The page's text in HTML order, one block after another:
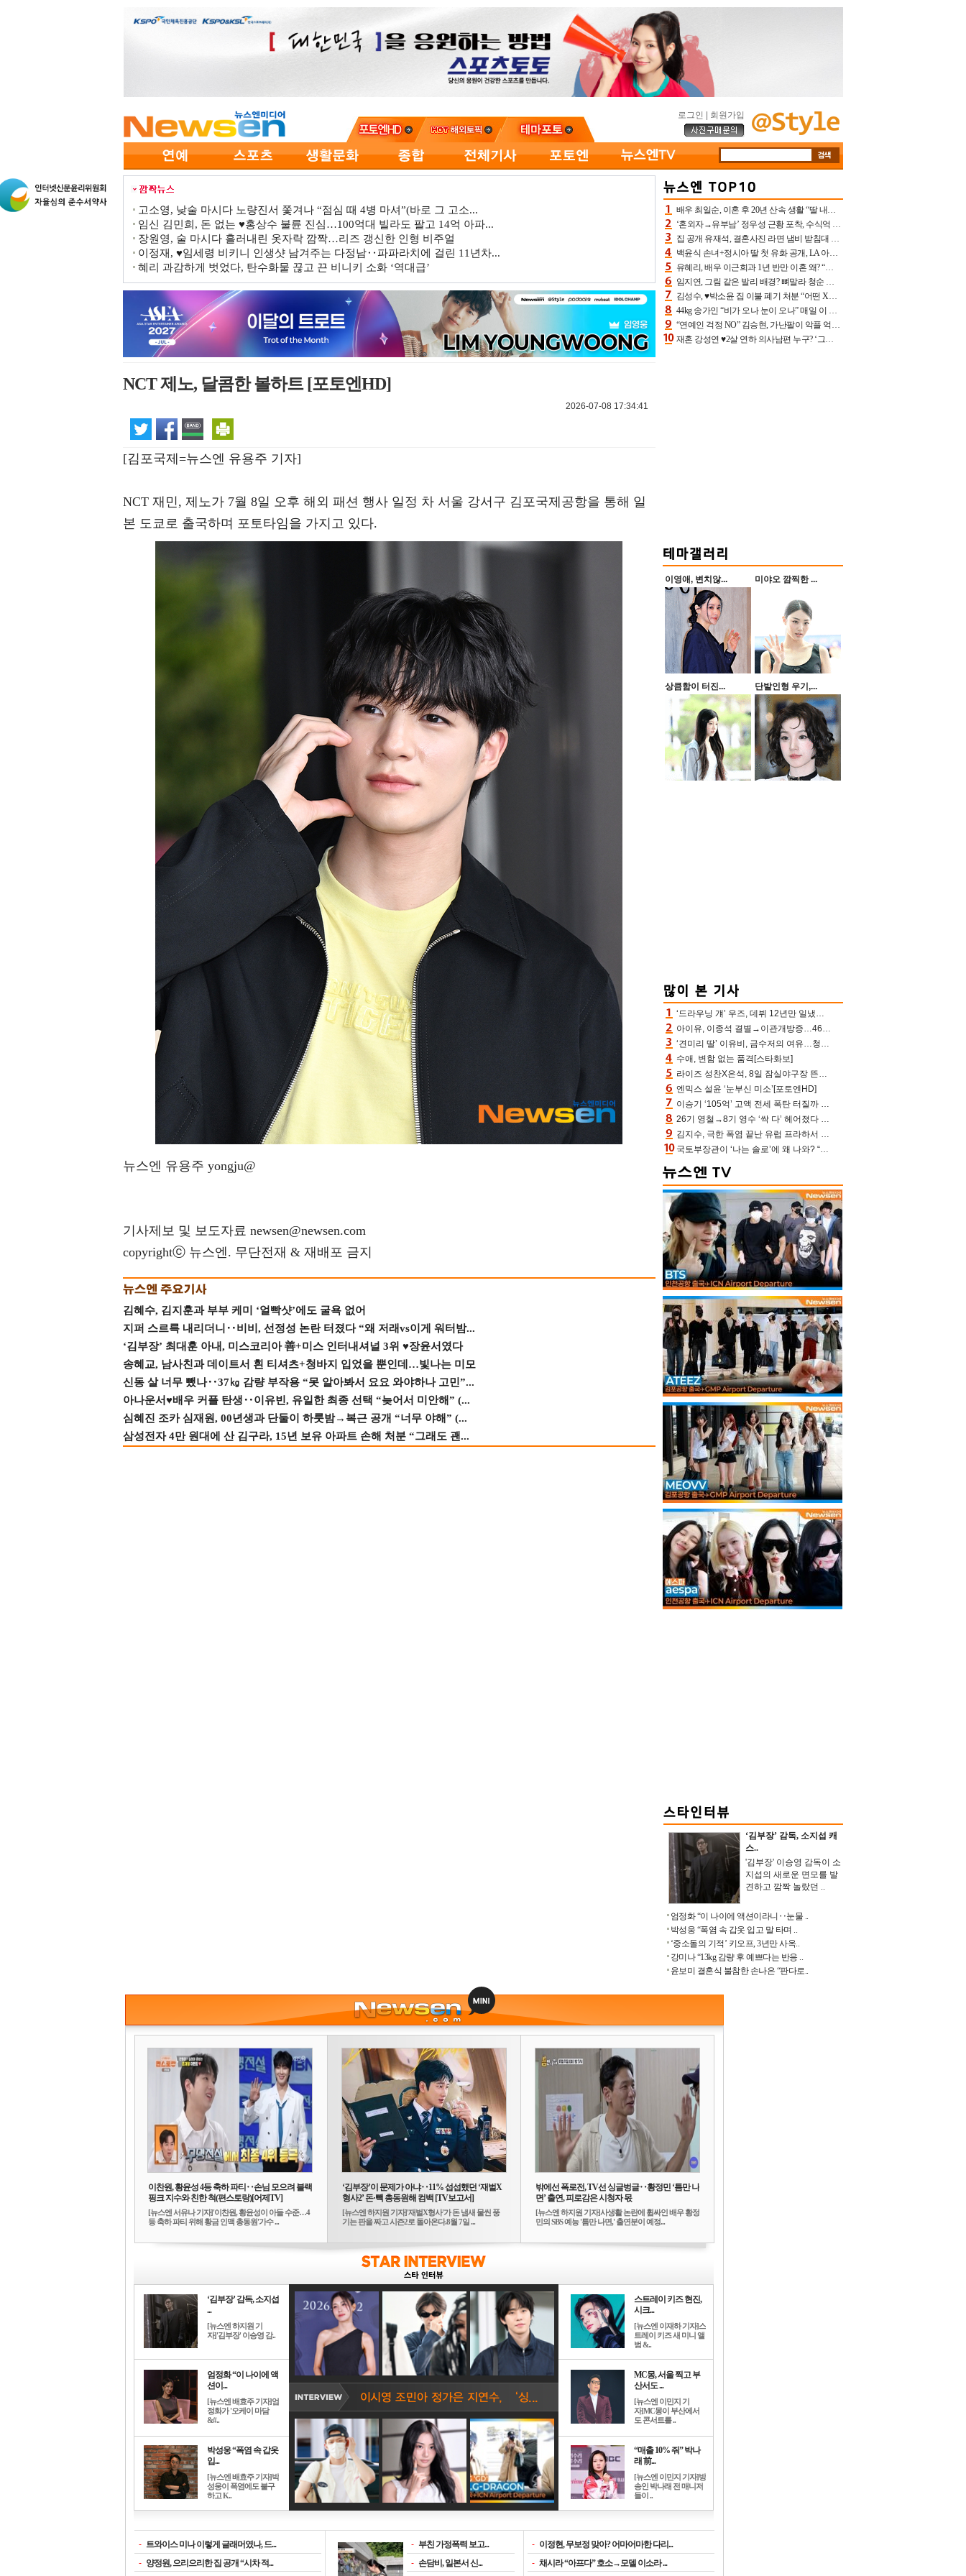
로그인 회원가입
고소영, 낮술 마시다 노량진서 쫓겨나 “점심 때 4병 마셔”(바로 그 고소...
임신 김민희, 돈 없는 ♥홍상수 불륜 진심…100억대 빌라도 팔고 14억 아파...
장원영, 술 마시다 흘러내린 옷자락 깜짝…리즈 갱신한 인형 비주얼
이정재, ♥임세령 비키니 인생샷 남겨주는 다정남‥파파라치에 걸린 11년차...
혜리 과감하게 벗었다, 탄수화물 끊고 끈 비니키 소화 ‘역대급’
NCT 제노, 달콤한 볼하트 [포토엔HD]
2026-07-08 17:34:41
[김포국제=뉴스엔 유용주 기자]
NCT 재민, 제노가 7월 8일 오후 해외 패션 행사 일정 차 서울 강서구 김포국제공항을 통해 일
본 도쿄로 출국하며 포토타임을 가지고 있다.
뉴스엔 유용주 yongju@
기사제보 및 보도자료 newsen@newsen.com
copyrightⓒ 뉴스엔. 무단전재 & 재배포 금지
김혜수, 김지훈과 부부 케미 ‘얼빡샷’에도 굴욕 없어
지퍼 스르륵 내리더니‥비비, 선정성 논란 터졌다 “왜 저래vs이게 워터밤...
‘김부장’ 최대훈 아내, 미스코리아 善+미스 인터내셔널 3위 ♥장윤서였다
송혜교, 남사친과 데이트서 흰 티셔츠+청바지 입었을 뿐인데…빛나는 미모
신동 살 너무 뺐나‥37㎏ 감량 부작용 “못 알아봐서 요요 와야하나 고민”...
아나운서♥배우 커플 탄생‥이유빈, 유일한 최종 선택 “늦어서 미안해” (...
심혜진 조카 심재원, 00년생과 단둘이 하룻밤→복근 공개 “너무 야해” (...
삼성전자 4만 원대에 산 김구라, 15년 보유 아파트 손해 처분 “그래도 괜...
배우 최일순, 이혼 후 20년 산속 생활 “딸 내가 버렸다고 원망‥맘 아파”(특종)[어제TV]
‘혼외자→유부남’ 정우성 근황 포착, 수식억 해킹 피해 후배 만났다 “존경하는”
집 공개 유재석, 결혼사진 라면 냄비 받침대 되고 분노‥가족사진도 피해(놀뭐)[어제TV]
백윤식 손녀+정시아 딸 첫 유화 공개, LA 아트쇼→서울국제조각페스타 작가다운 수준급 실력
유혜리, 배우 이근희과 1년 반만 이혼 왜? “식칼 꽂고 의자 던져” 충격 폭로(특종)[어제TV]
임지연, 그림 같은 발리 배경? 뼈말라 청순 비키니 핏에 상대 안 되네
김성수, ♥박소윤 집 이불 폐기 처분 “어떤 X이랑 썼을지 몰라” 질투(신랑수업2)[어제TV]
44kg 송가인 “비가 오나 눈이 오나” 매일 이 운동, 허벅지 근육량 상승+체지방 감소
“연예인 걱정 NO” 김승현, 가난팔이 악플 억울할만‥아내+딸과 日 여행
재혼 강성연 ♥2살 연하 의사남편 누구? ‘그알’ 자문의에 훈남 비주얼 초엘리트 스펙 [종합]
이영애, 변치않... 미야오 깜찍한 ...
상큼함이 터진... 단발인형 우기,...
‘드라우닝 걔’ 우즈, 데뷔 12년만 일냈다…체조경기장 입성 확정
아이유, 이종석 결별→이관개방증…46장 꽉 채운 유애나 ♥ “열심히 사는 중”
‘견미리 딸’ 이유비, 금수저의 여유…청순 미모에 반전 슬림 라인
수애, 변함 없는 품격[스타화보]
라이즈 성찬X은석, 8일 잠실야구장 뜬다…시구 시타+특별공연까지
엔믹스 설윤 ‘눈부신 미소’[포토엔HD]
이승기 ‘105억’ 고액 전세 폭탄 터질까 “차가원 측이 돈 준다고, 약속 안 지키면 법적 조치”
26기 영철→8기 영수 ‘싹 다’ 헤어졌다 ‘나솔사계’ 충격의 현커 0쌍 (촌장TV)
김지수, 극한 폭염 끝난 유럽 프라하서 쾌적한 여름나기 “선풍기만으로 지내”
국토부장관이 ‘나는 솔로’에 왜 나와? “모솔탈출 파이팅” 데프콘 깜짝 [결정적장면]
‘김부장’ 감독, 소지섭 캐
스..
'김부장' 이승영 감독이 소
지섭의 새로운 면모를 발
견하고 깜짝 놀랐던 ..
엄정화 “이 나이에 액션이라니‥눈물 ..
박성웅 “폭염 속 갑옷 입고 말 타며 ..
‘중소돌의 기적’ 키오프, 3년만 사옥..
강미나 “13kg 감량 후 예쁘다는 반응 ..
윤보미 결혼식 불참한 손나은 “판다로..
이찬원, 황윤성 4등 축하 파티‥손님 모으려 블랙
핑크 지수와 친한 척(편스토랑)[어제TV]
[뉴스엔 서유나 기자]'이찬원, 황윤성이 아들 수준…4
등 축하 파티 위해 황금 인맥 총동원'가수 ...
‘김부장’이 문제가 아냐‥11% 섭섭했던 ‘재벌X
형사2’ 돈·빽 총동원해 컴백 [TV보고서]
[뉴스엔 하지원 기자]'재벌X형사'가 돈 냄새 물씬 풍
기는 판을 짜고 시즌2로 돌아온다.8월 7일 ...
밖에선 폭로전, TV선 싱글벙글‥황정민 ‘틈만 나
면’ 출연, 피로감은 시청자 몫
[뉴스엔 하지원 기자]사생활 논란에 휩싸인 배우 황정
민의 SBS 예능 '틈만 나면,' 출연분이 예정...
‘김부장’ 감독, 소지섭
...
[뉴스엔 하지원 기
자]'김부장' 이승영 감..
엄정화 “이 나이에 액
션이...
[뉴스엔 배효주 기자]엄
정화가 '오케이 마담
&#..
박성웅 “폭염 속 갑옷
입...
[뉴스엔 배효주 기자]박
성웅이 폭염에도 불구
하고 K..
스트레이 키즈 현진,
시크...
[뉴스엔 이재하 기자]스
트레이 키즈 새 미니 앨
범 &..
MC몽, 서울 찍고 부
산서도 ...
[뉴스엔 이민지 기
자]MC몽이 부산에서
도 콘서트를 ..
“매출 10% 줘” 박나
래 前...
[뉴스엔 이민지 기자]방
송인 박나래 전 매니저
들이 ..
- 트와이스 미나 이렇게 글래머였나, 드...
- 양정원, 으리으리한 집 공개 “시차 적...
- 부친 가정폭력 보고...
- 손담비, 일본서 신...
- 이정현, 무보정 맞아? 어마어마한 다리...
- 채시라 “아프다” 호소→모델 이소라 ...